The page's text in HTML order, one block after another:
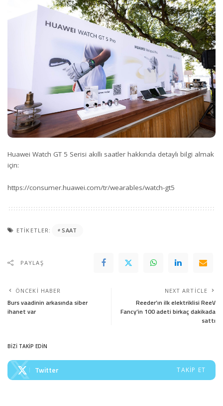
Huawei Watch GT 5 Serisi akıllı saatler hakkında detaylı bilgi almak
için:
https://consumer.huawei.com/tr/wearables/watch-gt5
ETIKETLER: SAAT
PAYLAŞ
ÖNCEKI HABER
Burs vaadinin arkasında siber
ihanet var
NEXT ARTICLE
Reeder’ın ilk elektriklisi ReeV
Fancy’in 100 adeti birkaç dakikada
sattı
BİZİ TAKİP EDİN
Twitter TAKIP ET